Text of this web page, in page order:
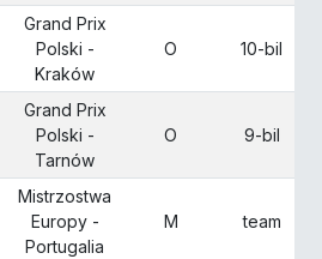
Grand Prix
Polski -
Kraków
O 10-bil
Grand Prix
Polski -
Tarnów
O 9-bil
Mistrzostwa
Europy -
Portugalia
M team